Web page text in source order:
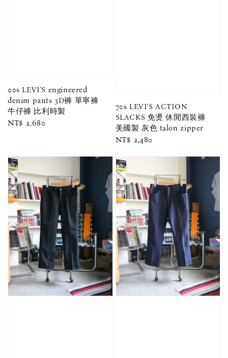
00s LEVI'S engineered
denim pants 3D褲 單寧褲
牛仔褲 比利時製
Regular
NT$ 2,680
70s LEVI'S ACTION
SLACKS 免燙 休閒西裝褲
美國製 灰色 talon zipper
Regular
NT$ 2,480